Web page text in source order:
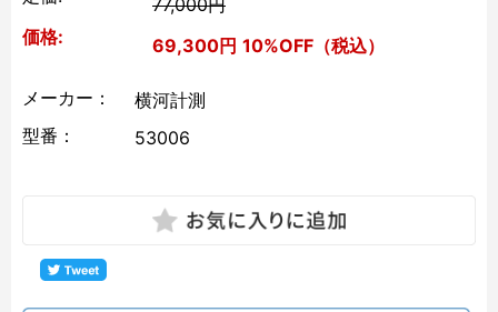
77,000円
価格:
69,300円 10%OFF（税込）
メーカー：
横河計測
型番：
53006